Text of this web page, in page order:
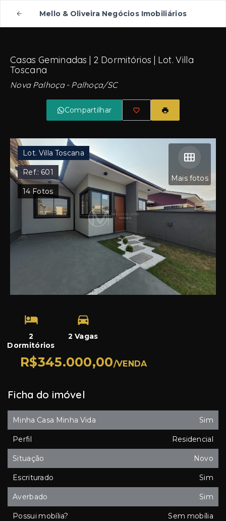
Mello & Oliveira Negócios Imobiliários
Casas Geminadas | 2 Dormitórios | Lot. Villa
Toscana
Nova Palhoça - Palhoça/SC
Compartilhar
Mais fotos
Lot. Villa Toscana
Ref.: 601
14 Fotos
2
Dormitórios
2 Vagas
R$345.000,00/VENDA
Ficha do imóvel
Minha Casa Minha Vida Sim
Perfil Residencial
Situação Novo
Escriturado Sim
Averbado Sim
Possui mobília? Sem mobília